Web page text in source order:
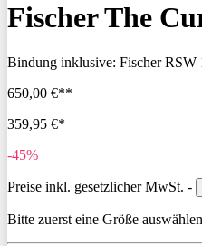
Fischer The
Bindung inklusive: Fischer
650,00 €**
359,95 €*
-45%
Preise inkl. gesetzlicher MwSt. -
Bitte zuerst eine Größe auswählen